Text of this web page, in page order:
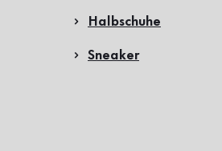
Halbschuhe
Sneaker